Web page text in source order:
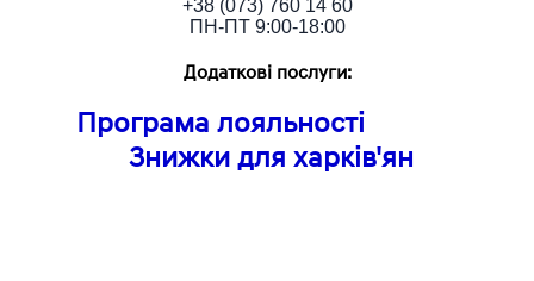
+38 (073) 760 14 60
ПН-ПТ 9:00-18:00
Додаткові послуги:
Програма лояльності
Знижки для харків'ян